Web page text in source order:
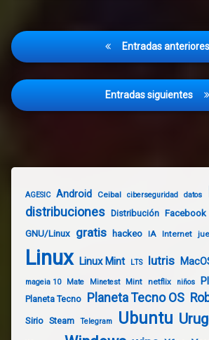
Navegación
de
entradas
Entradas anteriores
Entradas siguientes
AGESIC Android Ceibal ciberseguridad datos
distribuciones Distribución Facebook
GNU/Linux gratis hackeo IA Internet
Linux Linux Mint LTS lutris
mageia 10 Mate Minetest Mint netflix niños
Planeta Tecno Planeta Tecno OS
Sirio Steam Telegram Ubuntu